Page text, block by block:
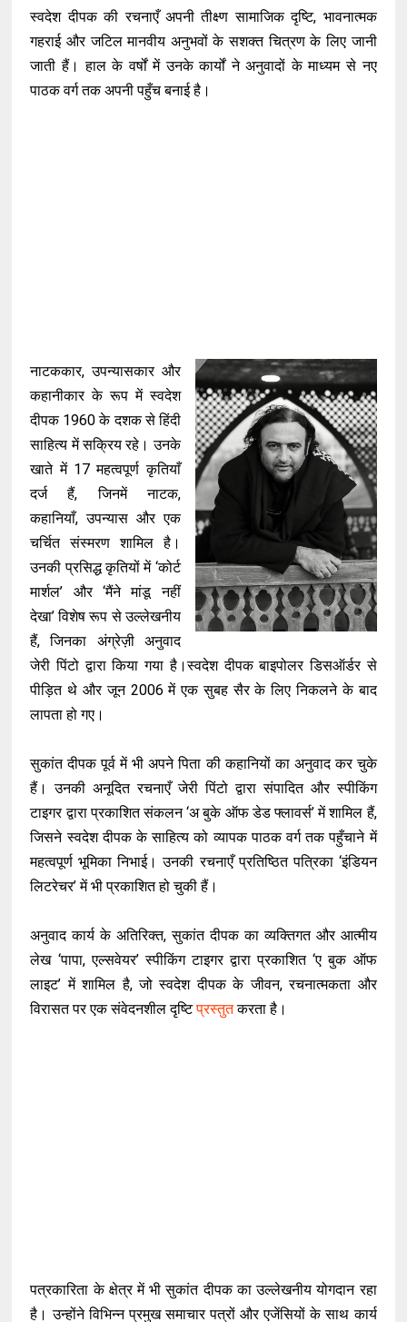
स्वदेश दीपक की रचनाएँ अपनी तीक्ष्ण सामाजिक दृष्टि, भावनात्मक
गहराई और जटिल मानवीय अनुभवों के सशक्त चित्रण के लिए जानी
जाती हैं। हाल के वर्षों में उनके कार्यों ने अनुवादों के माध्यम से नए
पाठक वर्ग तक अपनी पहुँच बनाई है।
नाटककार, उपन्यासकार और
कहानीकार के रूप में स्वदेश
दीपक 1960 के दशक से हिंदी
साहित्य में सक्रिय रहे। उनके
खाते में 17 महत्वपूर्ण कृतियाँ
दर्ज हैं, जिनमें नाटक,
कहानियाँ, उपन्यास और एक
चर्चित संस्मरण शामिल है।
उनकी प्रसिद्ध कृतियों में ‘कोर्ट
मार्शल’ और ‘मैंने मांडू नहीं
देखा’ विशेष रूप से उल्लेखनीय
हैं, जिनका अंग्रेज़ी अनुवाद
जेरी पिंटो द्वारा किया गया है।स्वदेश दीपक बाइपोलर डिसऑर्डर से
पीड़ित थे और जून 2006 में एक सुबह सैर के लिए निकलने के बाद
लापता हो गए।
सुकांत दीपक पूर्व में भी अपने पिता की कहानियों का अनुवाद कर चुके
हैं। उनकी अनूदित रचनाएँ जेरी पिंटो द्वारा संपादित और स्पीकिंग
टाइगर द्वारा प्रकाशित संकलन ‘अ बुके ऑफ डेड फ्लावर्स’ में शामिल हैं,
जिसने स्वदेश दीपक के साहित्य को व्यापक पाठक वर्ग तक पहुँचाने में
महत्वपूर्ण भूमिका निभाई। उनकी रचनाएँ प्रतिष्ठित पत्रिका ‘इंडियन
लिटरेचर’ में भी प्रकाशित हो चुकी हैं।
अनुवाद कार्य के अतिरिक्त, सुकांत दीपक का व्यक्तिगत और आत्मीय
लेख ‘पापा, एल्सवेयर’ स्पीकिंग टाइगर द्वारा प्रकाशित ‘ए बुक ऑफ
लाइट’ में शामिल है, जो स्वदेश दीपक के जीवन, रचनात्मकता और
विरासत पर एक संवेदनशील दृष्टिप्रस्तुतकरता है।
पत्रकारिता के क्षेत्र में भी सुकांत दीपक का उल्लेखनीय योगदान रहा
है। उन्होंने विभिन्न प्रमुख समाचार पत्रों और एजेंसियों के साथ कार्य